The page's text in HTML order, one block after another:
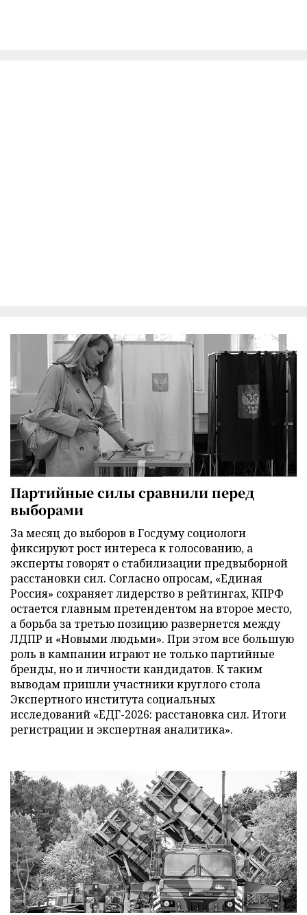
Партийные силы сравнили перед
выборами
За месяц до выборов в Госдуму социологи
фиксируют рост интереса к голосованию, а
эксперты говорят о стабилизации предвыборной
расстановки сил. Согласно опросам, «Единая
Россия» сохраняет лидерство в рейтингах, КПРФ
остается главным претендентом на второе место,
а борьба за третью позицию развернется между
ЛДПР и «Новыми людьми». При этом все большую
роль в кампании играют не только партийные
бренды, но и личности кандидатов. К таким
выводам пришли участники круглого стола
Экспертного института социальных
исследований «ЕДГ-2026: расстановка сил. Итоги
регистрации и экспертная аналитика».